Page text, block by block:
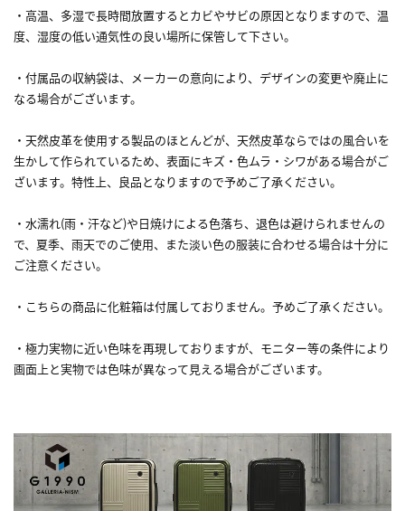
・高温、多湿で長時間放置するとカビやサビの原因となりますので、温
度、湿度の低い通気性の良い場所に保管して下さい。
・付属品の収納袋は、メーカーの意向により、デザインの変更や廃止に
なる場合がございます。
・天然皮革を使用する製品のほとんどが、天然皮革ならではの風合いを
生かして作られているため、表面にキズ・色ムラ・シワがある場合がご
ざいます。特性上、良品となりますので予めご了承ください。
・水濡れ(雨・汗など)や日焼けによる色落ち、退色は避けられませんの
で、夏季、雨天でのご使用、また淡い色の服装に合わせる場合は十分に
ご注意ください。
・こちらの商品に化粧箱は付属しておりません。予めご了承ください。
・極力実物に近い色味を再現しておりますが、モニター等の条件により
画面上と実物では色味が異なって見える場合がございます。